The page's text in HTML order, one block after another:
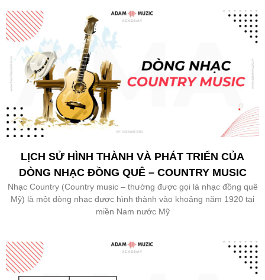
LỊCH SỬ HÌNH THÀNH VÀ PHÁT TRIỂN CỦA
DÒNG NHẠC ĐỒNG QUÊ – COUNTRY MUSIC
Nhạc Country (Country music – thường được gọi là nhạc đồng quê
Mỹ) là một dòng nhạc được hình thành vào khoảng năm 1920 tại
miền Nam nước Mỹ